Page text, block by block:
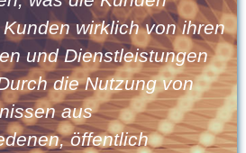
wirklich von ihren
und Dienstleistungen
die Nutzung von
aus
öffentlich